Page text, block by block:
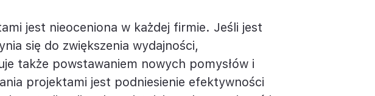
jest nieoceniona w każdej firmie. Jeśli jest
się do zwiększenia wydajności,
także powstawaniem nowych pomysłów i
projektami jest podniesienie efektywności